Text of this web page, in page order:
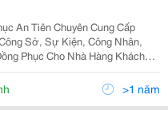
An Tiên Chuyên Cung Cấp
Sở, Sự Kiện, Công Nhân,
Phục Cho Nhà Hàng Khách
Phục Bệnh Viện&Hellip;..Chi
>1 năm